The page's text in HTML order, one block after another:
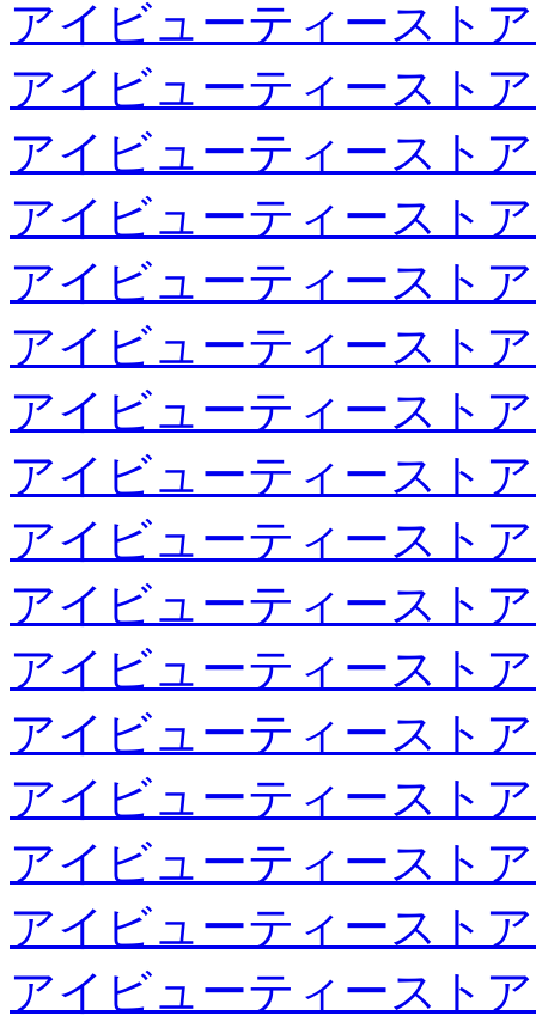
アイビューティースト
アイビューティースト
アイビューティースト
アイビューティースト
アイビューティースト
アイビューティースト
アイビューティースト
アイビューティースト
アイビューティースト
アイビューティースト
アイビューティースト
アイビューティースト
アイビューティースト
アイビューティースト
アイビューティースト
アイビューティースト